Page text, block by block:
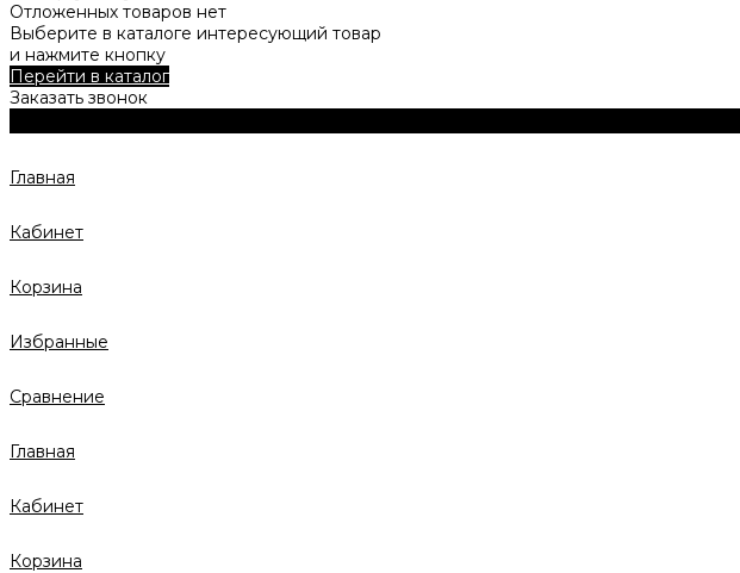
Отложенных товаров нет
Выберите в каталоге интересующий товар
и нажмите кнопку
Перейти в каталог
Заказать звонок
Главная
Кабинет
Корзина
Избранные
Сравнение
Главная
Кабинет
Корзина